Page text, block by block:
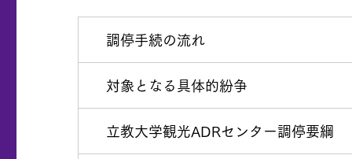
調停手続の流れ
対象となる具体的紛争
立教大学観光ADRセンター調停要綱